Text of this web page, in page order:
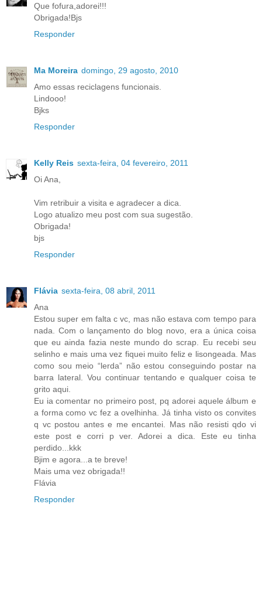
Que fofura,adorei!!!
Obrigada!Bjs
Responder
Ma Moreira domingo, 29 agosto, 2010
Amo essas reciclagens funcionais.
Lindooo!
Bjks
Responder
Kelly Reis sexta-feira, 04 fevereiro, 2011
Oi Ana,
Vim retribuir a visita e agradecer a dica.
Logo atualizo meu post com sua sugestão.
Obrigada!
bjs
Responder
Flávia sexta-feira, 08 abril, 2011
Ana
Estou super em falta c vc, mas não estava com tempo para
nada. Com o lançamento do blog novo, era a única coisa
que eu ainda fazia neste mundo do scrap. Eu recebi seu
selinho e mais uma vez fiquei muito feliz e lisongeada. Mas
como sou meio “lerda” não estou conseguindo postar na
barra lateral. Vou continuar tentando e qualquer coisa te
grito aqui.
Eu ia comentar no primeiro post, pq adorei aquele álbum e
a forma como vc fez a ovelhinha. Já tinha visto os convites
q vc postou antes e me encantei. Mas não resisti qdo vi
este post e corri p ver. Adorei a dica. Este eu tinha
perdido...kkk
Bjim e agora...a te breve!
Mais uma vez obrigada!!
Flávia
Responder